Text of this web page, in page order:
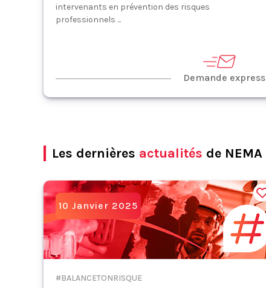
intervenants en prévention des risques
professionnels ...
Demande express
Les dernières actualités de NEMA
10 Janvier 2025
#BALANCETONRISQUE